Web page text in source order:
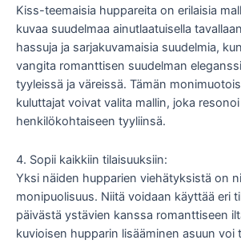
Kiss-teemaisia ​​huppareita on erilaisia
kuvaa suudelmaa ainutlaatuisella
hassuja ja sarjakuvamaisia ​​suudelmia,
vangita romanttisen suudelman
tyyleissä ja väreissä. Tämän
kuluttajat voivat valita mallin, joka
henkilökohtaiseen tyyliinsä.
4. Sopii kaikkiin tilaisuuksiin:
Yksi näiden hupparien viehätyksistä on
monipuolisuus. Niitä voidaan käyttää eri
päivästä ystävien kanssa romanttiseen
kuvioisen hupparin lisääminen asuun voi